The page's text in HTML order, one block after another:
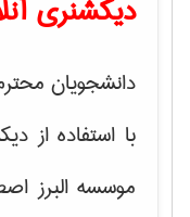
دیکشنری
دانشجویان
با استفاده از
موسسه البرز